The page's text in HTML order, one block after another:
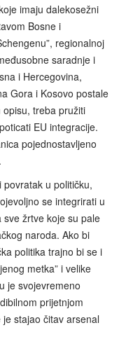
imaju dalekosežni
Bosne i
regionalnoj
saradnje i
i Hercegovina,
Gora i Kosovo postale
treba pružiti
EU integracije.
pojednostavljeno
povratak u političku,
se integrirati u
sve žrtve koje su pale
naroda. Ako bi
politika trajno bi se i
metka” i velike
je svojevremeno
prijetnjom
je stajao čitav arsenal